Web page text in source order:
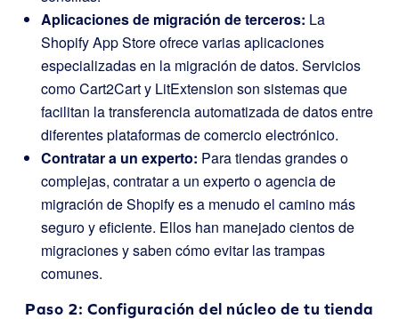
Aplicaciones de migración de terceros: La
Shopify App Store ofrece varias aplicaciones
especializadas en la migración de datos. Servicios
como Cart2Cart y LitExtension son sistemas que
facilitan la transferencia automatizada de datos entre
diferentes plataformas de comercio electrónico.
Contratar a un experto: Para tiendas grandes o
complejas, contratar a un experto o agencia de
migración de Shopify es a menudo el camino más
seguro y eficiente. Ellos han manejado cientos de
migraciones y saben cómo evitar las trampas
comunes.
Paso 2: Configuración del núcleo de tu tienda